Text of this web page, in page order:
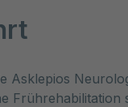
Asklepios
Frührehabilitation